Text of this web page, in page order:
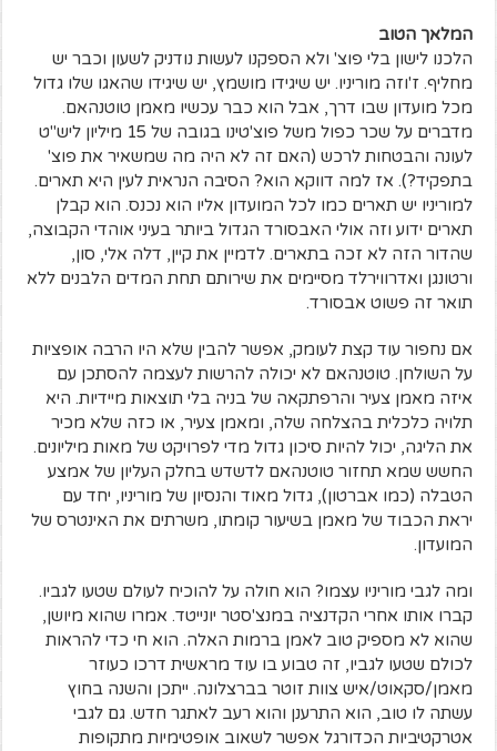
המלאך הטוב
הלכנו לישון בלי פוצ' ולא הספקנו לעשות נודניק לשעון וכבר יש
מחליף. ז'וזה מוריניו. יש שיגידו מושמץ, יש שיגידו שהאגו שלו גדול
מכל מועדון שבו דרך, אבל הוא כבר עכשיו מאמן טוטנהאם.
מדברים על שכר כפול משל פוצ'טינו בגובה של 15 מיליון ליש"ט
לעונה והבטחות לרכש (האם זה לא היה מה שמשאיר את פוצ'
בתפקיד?). אז למה דווקא הוא? הסיבה הנראית לעין היא תארים.
למוריניו יש תארים כמו לכל המועדון אליו הוא נכנס. הוא קבלן
תארים ידוע וזה אולי האבסורד הגדול ביותר בעיני אוהדי הקבוצה,
שהדור הזה לא זכה בתארים. לדמיין את קיין, דלה אלי, סון,
ורטונגן ואדרווירלד מסיימים את שירותם תחת המדים הלבנים ללא
תואר זה פשוט אבסורד.
אם נחפור עוד קצת לעומק, אפשר להבין שלא היו הרבה אופציות
על השולחן. טוטנהאם לא יכולה להרשות לעצמה להסתכן עם
איזה מאמן צעיר והרפתקאה של בניה בלי תוצאות מיידיות. היא
תלויה כלכלית בהצלחה שלה, ומאמן צעיר, או כזה שלא מכיר
את הליגה, יכול להיות סיכון גדול מדי לפרויקט של מאות מיליונים.
החשש שמא תחזור טוטנהאם לדשדש בחלק העליון של אמצע
הטבלה (כמו אברטון), גדול מאוד והנסיון של מוריניו, יחד עם
יראת הכבוד של מאמן בשיעור קומתו, משרתים את האינטרס של
המועדון.
ומה לגבי מוריניו עצמו? הוא חולה על להוכיח לעולם שטעו לגביו.
קברו אותו אחרי הקדנציה במנצ'סטר יונייטד. אמרו שהוא מיושן,
שהוא לא מספיק טוב לאמן ברמות האלה. הוא חי כדי להראות
לכולם שטעו לגביו, זה טבוע בו עוד מראשית דרכו כעוזר
מאמן/סקאוט/איש צוות זוטר בברצלונה. ייתכן והשנה בחוץ
עשתה לו טוב, הוא התרענן והוא רעב לאתגר חדש. גם לגבי
אטרקטיביות הכדורגל אפשר לשאוב אופטימיות מתקופות